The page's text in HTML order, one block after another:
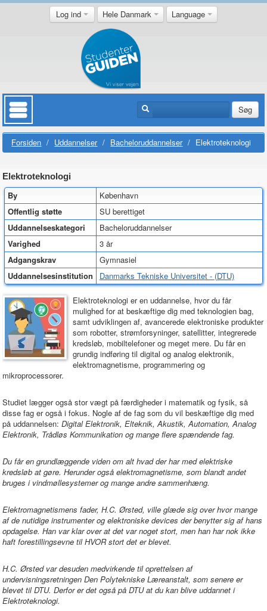
Log ind Hele Danmark Language
Søg
Forsiden / Uddannelser / Bacheloruddannelser / Elektroteknologi
Elektroteknologi
By
København
Offentlig støtte
SU berettiget
Uddannelseskategori
Bacheloruddannelser
Varighed
3 år
Adgangskrav
Gymnasiel
Uddannelsesinstitution
Danmarks Tekniske Universitet - (DTU)
Elektroteknologi er en uddannelse, hvor du får
mulighed for at beskæftige dig med teknologien bag,
samt udviklingen af, avancerede elektroniske produkter
som robotter, strømforsyninger, satellitter, integrerede
kredsløb, mobiltelefoner og meget mere. Du får en
grundig indføring til digital og analog elektronik,
elektromagnetisme, programmering og
mikroprocessorer.
Studiet lægger også stor vægt på færdigheder i matematik og fysik, så
disse fag er også i fokus. Nogle af de fag som du vil beskæftige dig med
på uddannelsen:Digital Elektronik, Elteknik, Akustik, Automation, Analog
Elektronik, Trådløs Kommunikation og mange flere spændende fag.
Du får en grundlæggende viden om alt hvad der har med elektriske
kredsløb at gøre. Herunder også elektromagnetisme, som blandt andet
bruges i vindmøllesystemer og mange andre sammenhæng.
Elektromagnetismens fader, H.C. Ørsted, ville glæde sig over hvor mange
af de nutidige instrumenter og elektroniske devices der benytter sig af hans
opdagelse. Han var klar over at det var noget stort, men han har nok ikke
haft forestillingsevne til HVOR stort det er blevet.
H.C. Ørsted var desuden medvirkende til oprettelsen af
undervisningsretningen Den Polytekniske Læreanstalt, som senere er
blevet til DTU. Derfor er det også på DTU at du kan blive uddannet i
Elektroteknologi.